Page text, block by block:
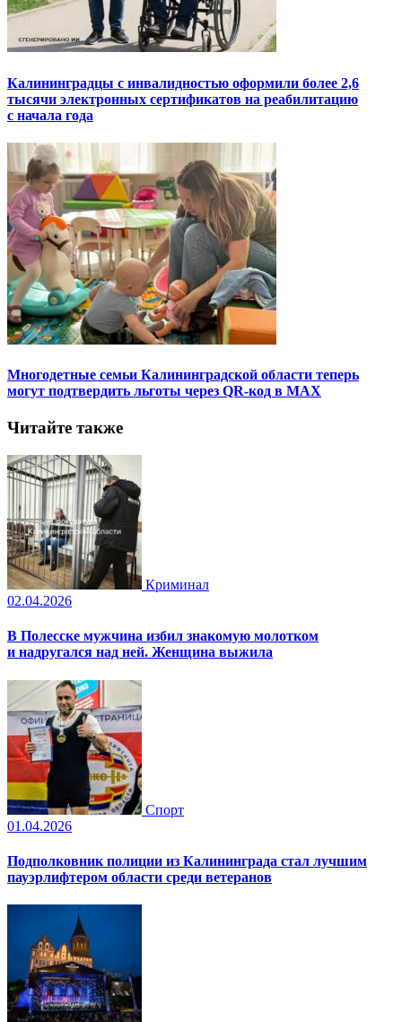
Калининградцы с инвалидностью оформили более 2,6
тысячи электронных сертификатов на реабилитацию
с начала года
Многодетные семьи Калининградской области теперь
могут подтвердить льготы через QR-код в MAX
Читайте также
Криминал
02.04.2026
В Полесске мужчина избил знакомую молотком
и надругался над ней. Женщина выжила
Спорт
01.04.2026
Подполковник полиции из Калининграда стал лучшим
пауэрлифтером области среди ветеранов